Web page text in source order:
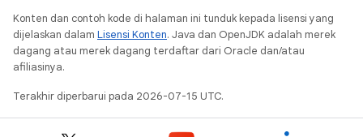
Konten dan contoh kode di halaman ini tunduk kepada lisensi yang
dijelaskan dalam Lisensi Konten. Java dan OpenJDK adalah merek
dagang atau merek dagang terdaftar dari Oracle dan/atau
afiliasinya.
Terakhir diperbarui pada 2026-07-15 UTC.